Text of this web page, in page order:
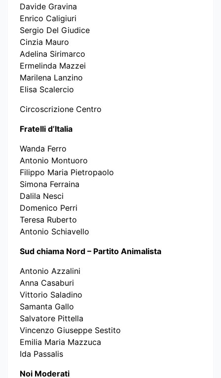
Davide Gravina
Enrico Caligiuri
Sergio Del Giudice
Cinzia Mauro
Adelina Sirimarco
Ermelinda Mazzei
Marilena Lanzino
Elisa Scalercio
Circoscrizione Centro
Fratelli d’Italia
Wanda Ferro
Antonio Montuoro
Filippo Maria Pietropaolo
Simona Ferraina
Dalila Nesci
Domenico Perri
Teresa Ruberto
Antonio Schiavello
Sud chiama Nord – Partito Animalista
Antonio Azzalini
Anna Casaburi
Vittorio Saladino
Samanta Gallo
Salvatore Pittella
Vincenzo Giuseppe Sestito
Emilia Maria Mazzuca
Ida Passalis
Noi Moderati